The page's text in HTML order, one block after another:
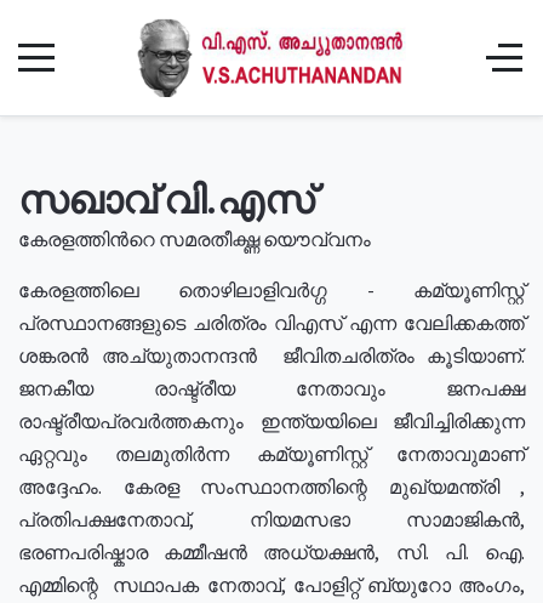
സഖാവ് വി.എസ്
കേരളത്തിൻറെ സമരതീക്ഷ്ണ യൌവ്വനം
കേരളത്തിലെ തൊഴിലാളിവർഗ്ഗ - കമ്യൂണിസ്റ്റ്
പ്രസ്ഥാനങ്ങളുടെ ചരിത്രം വിഎസ് എന്ന വേലിക്കകത്ത്
ശങ്കരൻ അച്യുതാനന്ദൻ ജീവിതചരിത്രം കൂടിയാണ്.
ജനകീയ രാഷ്ട്രീയ നേതാവും ജനപക്ഷ
രാഷ്ട്രീയപ്രവർത്തകനും ഇന്ത്യയിലെ ജീവിച്ചിരിക്കുന്ന
ഏറ്റവും തലമുതിർന്ന കമ്യൂണിസ്റ്റ് നേതാവുമാണ്
അദ്ദേഹം. കേരള സംസ്ഥാനത്തിന്റെ മുഖ്യമന്ത്രി ,
പ്രതിപക്ഷനേതാവ്, നിയമസഭാ സാമാജികൻ,
ഭരണപരിഷ്കാര കമ്മീഷൻ അധ്യക്ഷൻ, സി. പി. ഐ.
എമ്മിന്റെ സഥാപക നേതാവ്, പോളിറ്റ് ബ്യുറോ അംഗം,